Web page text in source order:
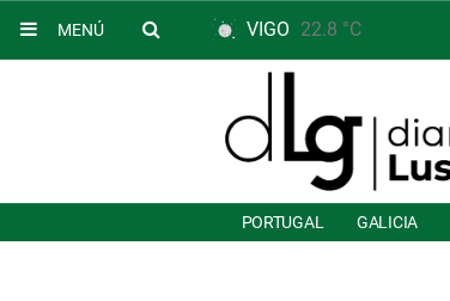
MENÚ VIGO 22.8 °C
PORTUGAL GALICIA